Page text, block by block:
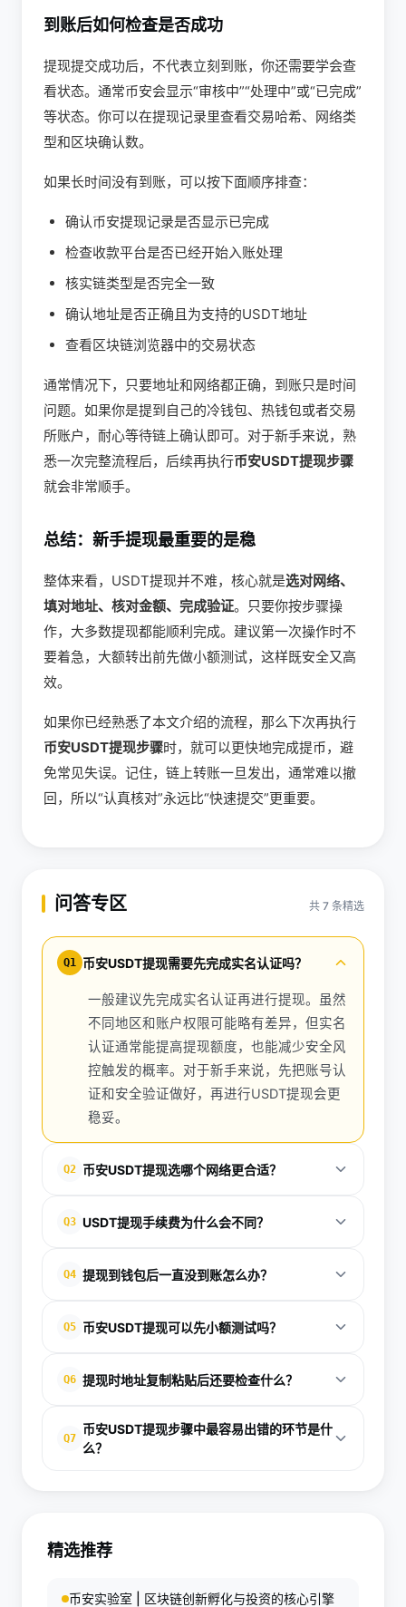
到账后如何检查是否成功
提现提交成功后，不代表立刻到账，你还需要学会查
看状态。通常币安会显示“审核中”“处理中”或“已完成”
等状态。你可以在提现记录里查看交易哈希、网络类
型和区块确认数。
如果长时间没有到账，可以按下面顺序排查：
确认币安提现记录是否显示已完成
检查收款平台是否已经开始入账处理
核实链类型是否完全一致
确认地址是否正确且为支持的USDT地址
查看区块链浏览器中的交易状态
通常情况下，只要地址和网络都正确，到账只是时间
问题。如果你是提到自己的冷钱包、热钱包或者交易
所账户，耐心等待链上确认即可。对于新手来说，熟
悉一次完整流程后，后续再执行币安USDT提现步骤
就会非常顺手。
总结：新手提现最重要的是稳
整体来看，USDT提现并不难，核心就是选对网络、
填对地址、核对金额、完成验证。只要你按步骤操
作，大多数提现都能顺利完成。建议第一次操作时不
要着急，大额转出前先做小额测试，这样既安全又高
效。
如果你已经熟悉了本文介绍的流程，那么下次再执行
币安USDT提现步骤时，就可以更快地完成提币，避
免常见失误。记住，链上转账一旦发出，通常难以撤
回，所以“认真核对”永远比“快速提交”更重要。
问答专区 共 7 条精选
Q1 币安USDT提现需要先完成实名认证吗？
一般建议先完成实名认证再进行提现。虽然
不同地区和账户权限可能略有差异，但实名
认证通常能提高提现额度，也能减少安全风
控触发的概率。对于新手来说，先把账号认
证和安全验证做好，再进行USDT提现会更
稳妥。
Q2 币安USDT提现选哪个网络更合适？
BEP20，其中TRC20通常手续费较低、到账较快，但
款地址一致，否则可能导致资产无法正常到账。
Q3 USDT提现手续费为什么会不同？
如ERC20通常手续费会高一些，而TRC20往往更便
账数量，提交前一定要看清楚，避免金额算错。
Q4 提现到钱包后一直没到账怎么办？
希和区块确认情况。如果链上已经确认，但钱包没显
网络和地址都正确，通常只需要等待一段时间即可。
Q5 币安USDT提现可以先小额测试吗？
时，先转一笔小额USDT测试到账情况，确认网络和地
因操作失误造成的风险。
Q6 提现时地址复制粘贴后还要检查什么？
致，比如TRC20地址必须对应TRC20网络。其次要核
Q7
币安USDT提现步骤中最容易出错的环节是什
么？
确，提现流程通常都比较顺畅。
精选推荐
币安实验室 | 区块链创新孵化与投资的核心引擎